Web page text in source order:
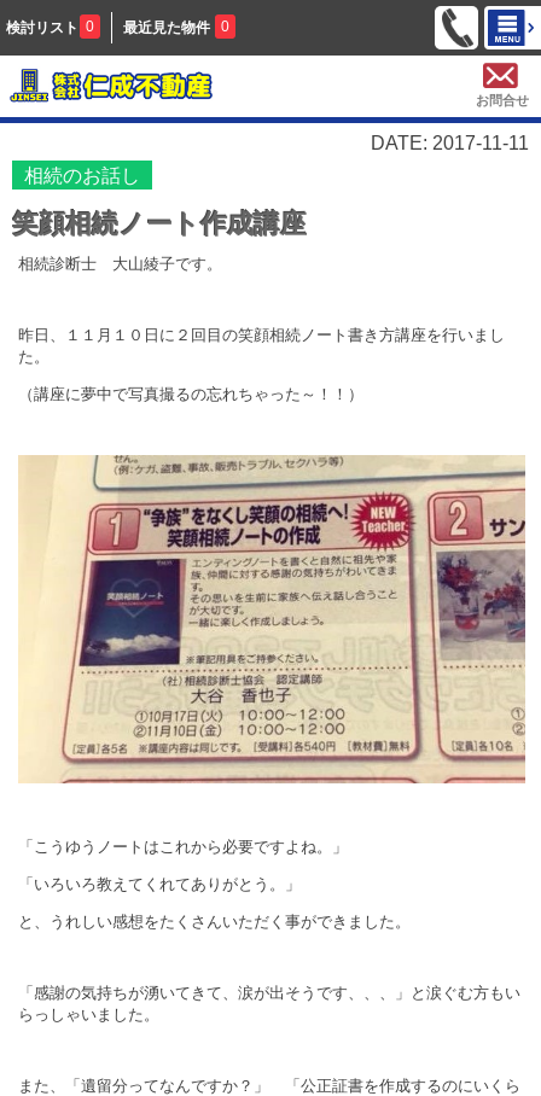
検討リスト 0 最近見た物件 0
お問合せ
DATE: 2017-11-11
相続のお話し
笑顔相続ノート作成講座
相続診断士 大山綾子です。
昨日、１１月１０日に２回目の笑顔相続ノート書き方講座を行いまし
た。
（講座に夢中で写真撮るの忘れちゃった～！！）
「こうゆうノートはこれから必要ですよね。」
「いろいろ教えてくれてありがとう。」
と、うれしい感想をたくさんいただく事ができました。
「感謝の気持ちが湧いてきて、涙が出そうです、、、」と涙ぐむ方もい
らっしゃいました。
また、「遺留分ってなんですか？」 「公正証書を作成するのにいくら